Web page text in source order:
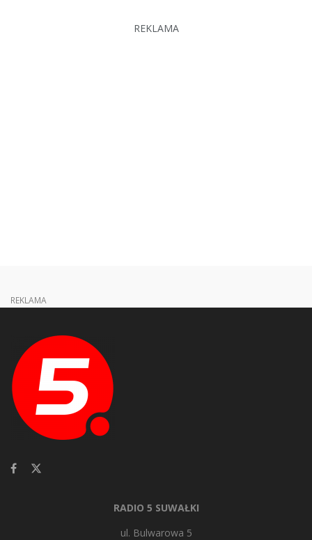
REKLAMA
REKLAMA
RADIO 5 SUWAŁKI
ul. Bulwarowa 5